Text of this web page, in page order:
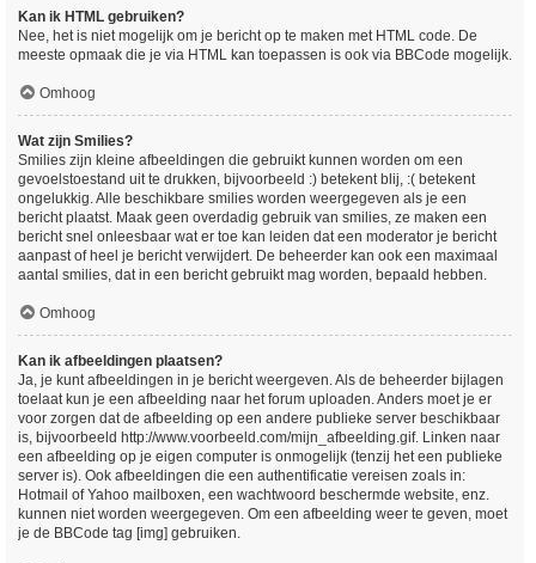
Kan ik HTML gebruiken?
Nee, het is niet mogelijk om je bericht op te maken met HTML code. De
meeste opmaak die je via HTML kan toepassen is ook via BBCode mogelijk.
Omhoog
Wat zijn Smilies?
Smilies zijn kleine afbeeldingen die gebruikt kunnen worden om een
gevoelstoestand uit te drukken, bijvoorbeeld :) betekent blij, :( betekent
ongelukkig. Alle beschikbare smilies worden weergegeven als je een
bericht plaatst. Maak geen overdadig gebruik van smilies, ze maken een
bericht snel onleesbaar wat er toe kan leiden dat een moderator je bericht
aanpast of heel je bericht verwijdert. De beheerder kan ook een maximaal
aantal smilies, dat in een bericht gebruikt mag worden, bepaald hebben.
Omhoog
Kan ik afbeeldingen plaatsen?
Ja, je kunt afbeeldingen in je bericht weergeven. Als de beheerder bijlagen
toelaat kun je een afbeelding naar het forum uploaden. Anders moet je er
voor zorgen dat de afbeelding op een andere publieke server beschikbaar
is, bijvoorbeeld http://www.voorbeeld.com/mijn_afbeelding.gif. Linken naar
een afbeelding op je eigen computer is onmogelijk (tenzij het een publieke
server is). Ook afbeeldingen die een authentificatie vereisen zoals in:
Hotmail of Yahoo mailboxen, een wachtwoord beschermde website, enz.
kunnen niet worden weergegeven. Om een afbeelding weer te geven, moet
je de BBCode tag [img] gebruiken.